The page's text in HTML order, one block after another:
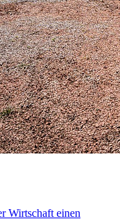
Wirtschaft einen